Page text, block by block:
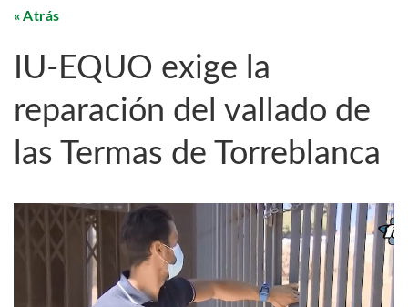
Atrás
IU-EQUO exige la
reparación del vallado de
las Termas de Torreblanca